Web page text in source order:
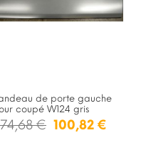
de porte gauche
coupé W124 gris
€ 100,82 €